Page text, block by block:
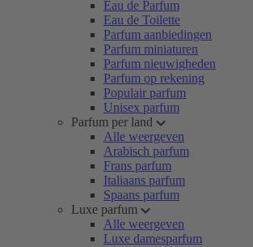
Eau de Parfum
Eau de Toilette
Parfum aanbiedingen
Parfum miniaturen
Parfum nieuwigheden
Parfum op rekening
Populair parfum
Unisex parfum
Parfum per land
Alle weergeven
Arabisch parfum
Frans parfum
Italiaans parfum
Spaans parfum
Luxe parfum
Alle weergeven
Luxe damesparfum